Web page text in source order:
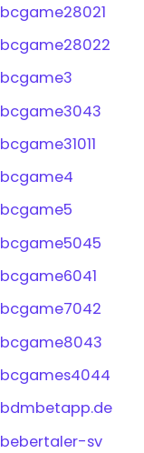
bcgame28021
bcgame28022
bcgame3
bcgame3043
bcgame31011
bcgame4
bcgame5
bcgame5045
bcgame6041
bcgame7042
bcgame8043
bcgames4044
bdmbetapp.de
bebertaler-sv